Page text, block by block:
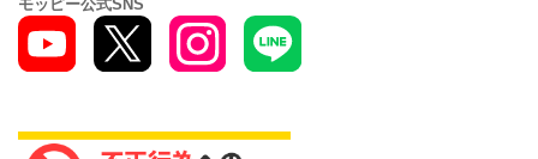
モッピー公式SNS